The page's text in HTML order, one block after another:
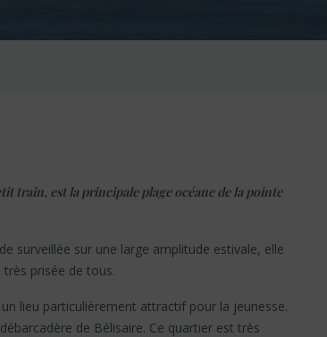
train, est la principale plage océane de la pointe
surveillée sur une large amplitude estivale, elle
prisée de tous.
lieu particulièrement attractif pour la jeunesse.
de Bélisaire. Ce quartier est très